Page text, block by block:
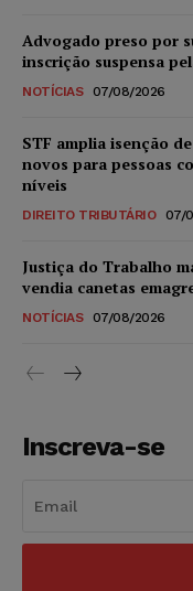
Advogado preso por
inscrição suspensa
NOTÍCIAS 07/08/2026
STF amplia isenção
novos para pessoas
níveis
DIREITO TRIBUTÁRIO 07/
Justiça do Trabalho
vendia canetas
NOTÍCIAS 07/08/2026
Inscreva-se